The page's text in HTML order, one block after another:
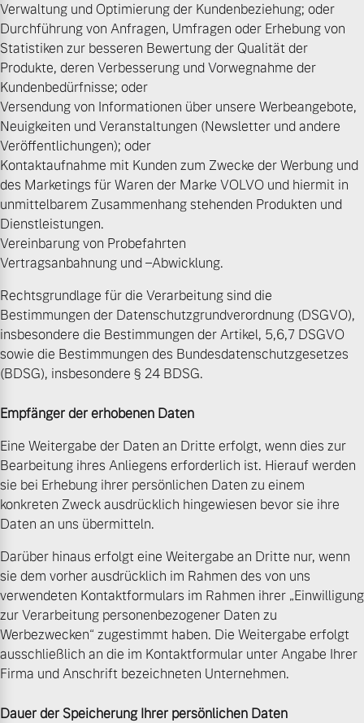
Mehr erfahren
Finanzierung & Leasing
Versicherung
Verwaltung und Optimierung der Kundenbeziehung; oder
Durchführung von Anfragen, Umfragen oder Erhebung von
Statistiken zur besseren Bewertung der Qualität der
Produkte, deren Verbesserung und Vorwegnahme der
Kundenbedürfnisse; oder
Versendung von Informationen über unsere Werbeangebote,
Neuigkeiten und Veranstaltungen (Newsletter und andere
Veröffentlichungen); oder
Kontaktaufnahme mit Kunden zum Zwecke der Werbung und
des Marketings für Waren der Marke VOLVO und hiermit in
unmittelbarem Zusammenhang stehenden Produkten und
Dienstleistungen.
Vereinbarung von Probefahrten
Vertragsanbahnung und –Abwicklung.
Rechtsgrundlage für die Verarbeitung sind die
Bestimmungen der Datenschutzgrundverordnung (DSGVO),
insbesondere die Bestimmungen der Artikel, 5,6,7 DSGVO
sowie die Bestimmungen des Bundesdatenschutzgesetzes
(BDSG), insbesondere § 24 BDSG.
Empfänger der erhobenen Daten
Eine Weitergabe der Daten an Dritte erfolgt, wenn dies zur
Bearbeitung ihres Anliegens erforderlich ist. Hierauf werden
sie bei Erhebung ihrer persönlichen Daten zu einem
konkreten Zweck ausdrücklich hingewiesen bevor sie ihre
Daten an uns übermitteln.
Darüber hinaus erfolgt eine Weitergabe an Dritte nur, wenn
sie dem vorher ausdrücklich im Rahmen des von uns
verwendeten Kontaktformulars im Rahmen ihrer „Einwilligung
zur Verarbeitung personenbezogener Daten zu
Werbezwecken“ zugestimmt haben. Die Weitergabe erfolgt
ausschließlich an die im Kontaktformular unter Angabe Ihrer
Firma und Anschrift bezeichneten Unternehmen.
Dauer der Speicherung Ihrer persönlichen Daten